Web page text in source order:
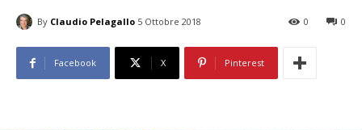
By Claudio Pelagallo 5 Ottobre 2018 0
0
Facebook X Pinterest